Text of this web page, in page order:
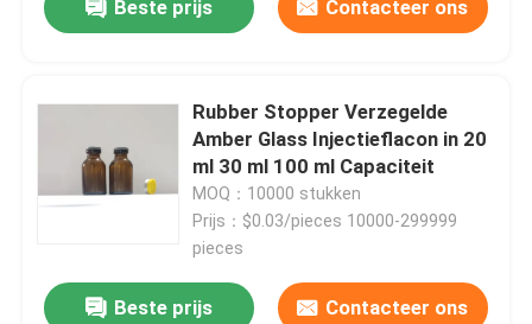
Beste prijs Contacteer ons
Rubber Stopper Verzegelde
Amber Glass Injectieflacon in 20
ml 30 ml 100 ml Capaciteit
MOQ：10000 stukken
Prijs：$0.03/pieces 10000-299999
pieces
Beste prijs Contacteer ons